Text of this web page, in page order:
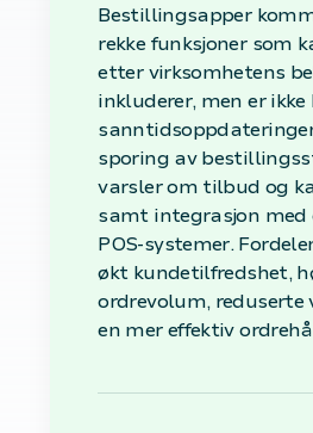
Bestillingsapper
rekke funksjoner som
etter virksomhetens
inkluderer, men er
sporing av
varsler om tilbud og
samt integrasjon med
POS-systemer.
økt kundetilfredshet,
ordrevolum, reduserte
en mer effektiv